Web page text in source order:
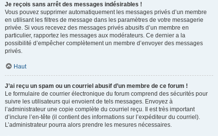
Je reçois sans arrêt des messages indésirables !
Vous pouvez supprimer automatiquement les messages privés d’un membre
en utilisant les filtres de message dans les paramètres de votre messagerie
privée. Si vous recevez des messages privés abusifs d’un membre en
particulier, rapportez les messages aux modérateurs. Ce dernier a la
possibilité d’empêcher complètement un membre d’envoyer des messages
privés.
Haut
J’ai reçu un spam ou un courriel abusif d’un membre de ce forum !
Le formulaire de courrier électronique du forum comprend des sécurités pour
suivre les utilisateurs qui envoient de tels messages. Envoyez à
l’administrateur une copie complète du courriel reçu. Il est très important
d’inclure l’en-tête (il contient des informations sur l’expéditeur du courriel).
L’administrateur pourra alors prendre les mesures nécessaires.